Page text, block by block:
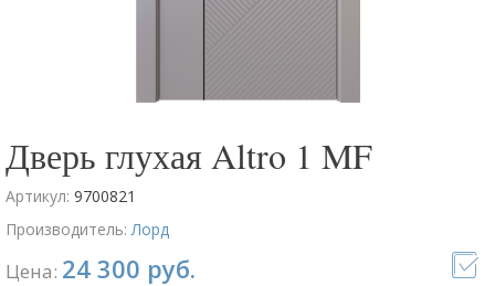
Дверь глухая Altro 1 MF
Артикул: 9700821
Производитель:Лорд
Цена: 24 300 руб.